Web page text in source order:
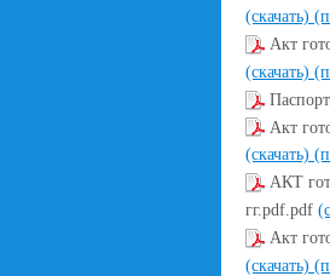
(скачать)
Акт
(скачать)
Акт
(скачать)
АКТ
гг.pdf.pdf
Акт
(скачать)